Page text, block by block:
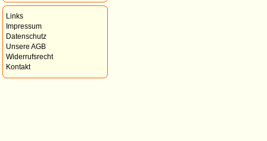
Links
Impressum
Datenschutz
Unsere AGB
Widerrufsrecht
Kontakt